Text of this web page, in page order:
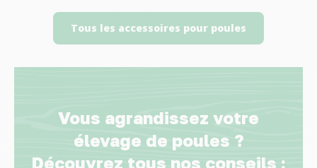
Tous les accessoires pour poules
Vous agrandissez votre
élevage de poules ?
Découvrez tous nos conseils :